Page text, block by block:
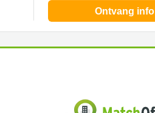
Ontvang info